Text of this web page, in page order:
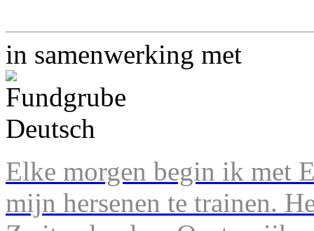
in samenwerking met
Elke morgen begin ik met
mijn hersenen te trainen.